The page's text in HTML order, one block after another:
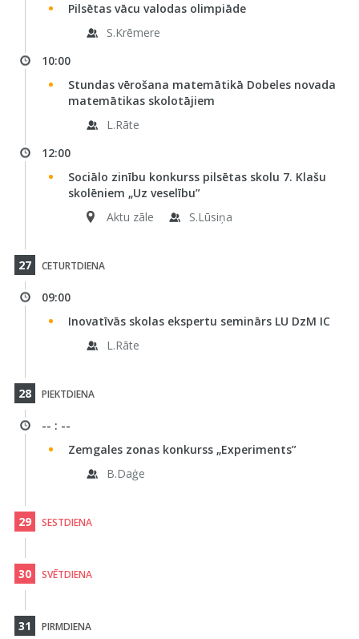
Pilsētas vācu valodas olimpiāde
S.Krēmere
10:00
Stundas vērošana matemātikā Dobeles novada
matemātikas skolotājiem
L.Rāte
12:00
Sociālo zinību konkurss pilsētas skolu 7. Klašu
skolēniem „Uz veselību”
Aktu zāle
S.Lūsiņa
27 CETURTDIENA
09:00
Inovatīvās skolas ekspertu seminārs LU DzM IC
L.Rāte
28 PIEKTDIENA
-- : --
Zemgales zonas konkurss „Experiments”
B.Daģe
29 SESTDIENA
30 SVĒTDIENA
31 PIRMDIENA